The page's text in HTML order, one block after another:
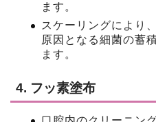
ます。
スケーリングにより
原因となる細菌の蓄
ます。
4. フッ素塗布